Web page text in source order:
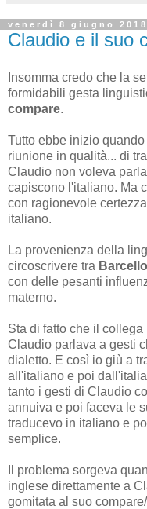
venerdì 8 giugno 2018
Claudio e il suo
Insomma credo che la
formidabili gesta
compare.
Tutto ebbe inizio
riunione in qualità... di
Claudio non voleva
capiscono l'italiano. Ma
con ragionevole
italiano.
La provenienza della
circoscrivere tra
con delle pesanti
materno.
Sta di fatto che il
Claudio parlava a gesti
dialetto. E così io giù a
all'italiano e poi
tanto i gesti di Claudio
annuiva e poi faceva le
traducevo in italiano e
semplice.
Il problema sorgeva
inglese direttamente a
gomitata al suo